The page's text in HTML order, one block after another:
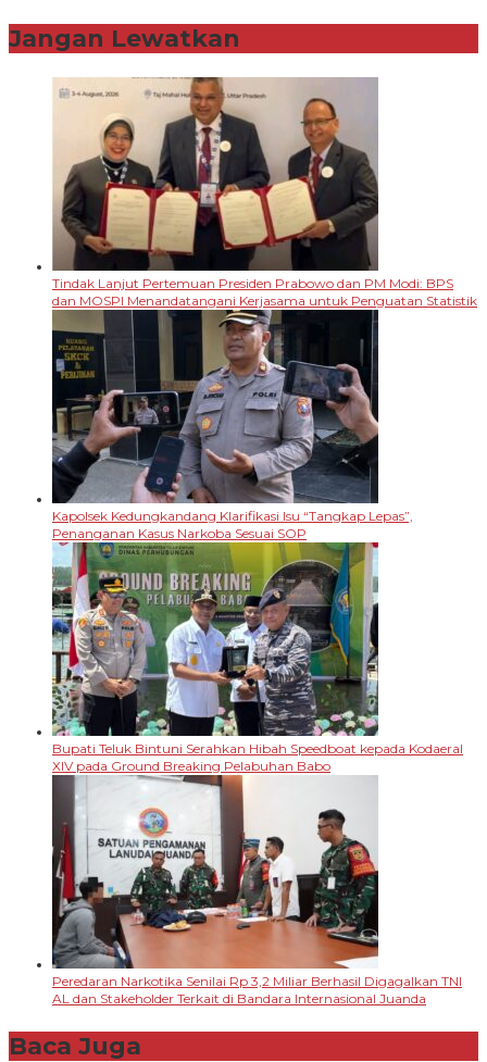
Jangan Lewatkan
Tindak Lanjut Pertemuan Presiden Prabowo dan PM Modi: BPS
dan MOSPI Menandatangani Kerjasama untuk Penguatan Statistik
Kapolsek Kedungkandang Klarifikasi Isu “Tangkap Lepas”,
Penanganan Kasus Narkoba Sesuai SOP
Bupati Teluk Bintuni Serahkan Hibah Speedboat kepada Kodaeral
XIV pada Ground Breaking Pelabuhan Babo
Peredaran Narkotika Senilai Rp 3,2 Miliar Berhasil Digagalkan TNI
AL dan Stakeholder Terkait di Bandara Internasional Juanda
Baca Juga